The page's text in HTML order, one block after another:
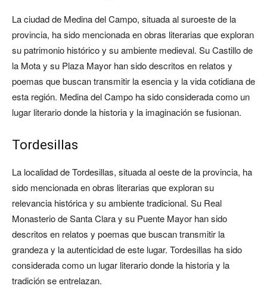
La ciudad de Medina del Campo, situada al suroeste de la
provincia, ha sido mencionada en obras literarias que exploran
su patrimonio histórico y su ambiente medieval. Su Castillo de
la Mota y su Plaza Mayor han sido descritos en relatos y
poemas que buscan transmitir la esencia y la vida cotidiana de
esta región. Medina del Campo ha sido considerada como un
lugar literario donde la historia y la imaginación se fusionan.
Tordesillas
La localidad de Tordesillas, situada al oeste de la provincia, ha
sido mencionada en obras literarias que exploran su
relevancia histórica y su ambiente tradicional. Su Real
Monasterio de Santa Clara y su Puente Mayor han sido
descritos en relatos y poemas que buscan transmitir la
grandeza y la autenticidad de este lugar. Tordesillas ha sido
considerada como un lugar literario donde la historia y la
tradición se entrelazan.